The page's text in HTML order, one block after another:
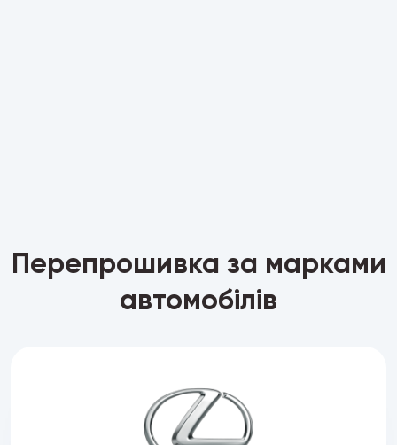
Перепрошивка за марками
автомобілів